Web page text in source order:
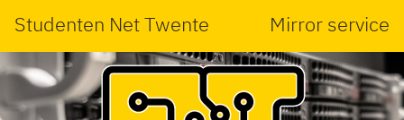
Studenten Net Twente Mirror service